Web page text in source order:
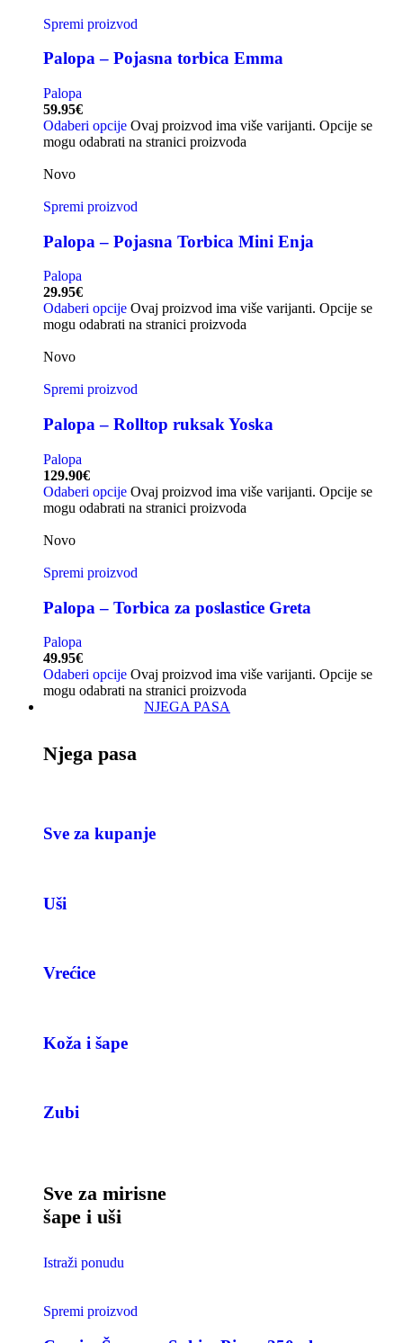
Spremi proizvod
Palopa – Pojasna torbica Emma
Palopa
59.95€
Odaberi opcije Ovaj proizvod ima više varijanti. Opcije se
mogu odabrati na stranici proizvoda
Novo
Spremi proizvod
Palopa – Pojasna Torbica Mini Enja
Palopa
29.95€
Odaberi opcije Ovaj proizvod ima više varijanti. Opcije se
mogu odabrati na stranici proizvoda
Novo
Spremi proizvod
Palopa – Rolltop ruksak Yoska
Palopa
129.90€
Odaberi opcije Ovaj proizvod ima više varijanti. Opcije se
mogu odabrati na stranici proizvoda
Novo
Spremi proizvod
Palopa – Torbica za poslastice Greta
Palopa
49.95€
Odaberi opcije Ovaj proizvod ima više varijanti. Opcije se
mogu odabrati na stranici proizvoda
NJEGA PASA
Njega pasa
Sve za kupanje
Uši
Vrećice
Koža i šape
Zubi
Sve za mirisne
šape i uši
Istraži ponudu
Spremi proizvod